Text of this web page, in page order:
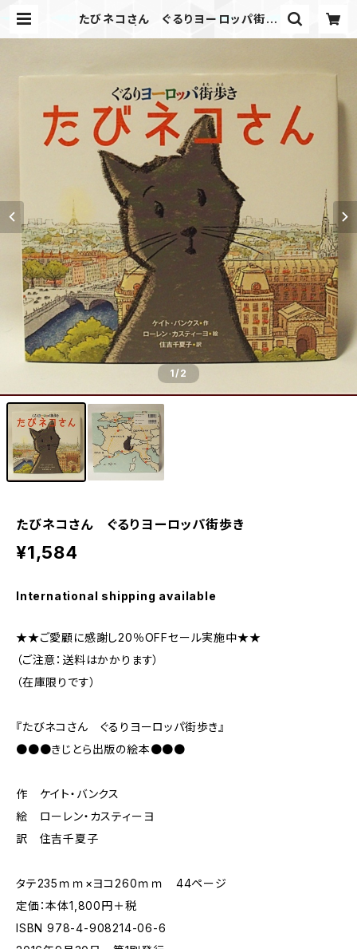
たびネコさん ぐるりヨーロッパ街歩
1/2
たびネコさん ぐるりヨーロッパ街歩き
¥1,584
International shipping available
★★ご愛顧に感謝し20％OFFセール実施中★★
（ご注意：送料はかかります）
（在庫限りです）
『たびネコさん ぐるりヨーロッパ街歩き』
●●●きじとら出版の絵本●●●
作 ケイト・バンクス
絵 ローレン・カスティーヨ
訳 住吉千夏子
タテ235ｍｍ×ヨコ260ｍｍ 44ページ
定価：本体1,800円＋税
ISBN 978-4-908214-06-6